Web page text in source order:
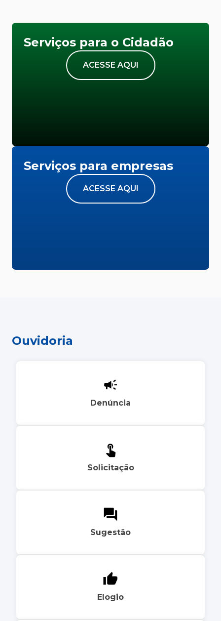
Serviços para o Cidadão
ACESSE AQUI
Serviços para empresas
ACESSE AQUI
Ouvidoria
Denúncia
Solicitação
Sugestão
Elogio